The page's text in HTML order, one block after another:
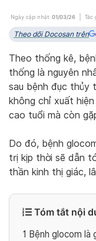
Ngày cập nhật: 01/03/26 Tác
Theo dõi Docosan trên
Theo thống kê,
thống là nguyên
sau bệnh đục thủy
không chỉ xuất
cao tuổi mà còn
Do đó, bệnh
trị kịp thời sẽ dẫn
thần kinh thị giác,
Tóm tắt nội
1 Bệnh glocom là